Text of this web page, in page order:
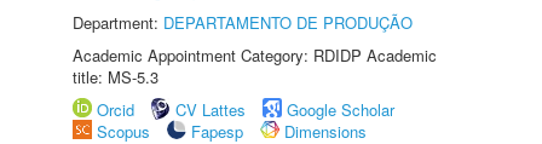
Department: DEPARTAMENTO DE PRODUÇÃO
Academic Appointment Category: RDIDP Academic
title: MS-5.3
Orcid
CV Lattes
Google Scholar
Scopus
Fapesp
Dimensions